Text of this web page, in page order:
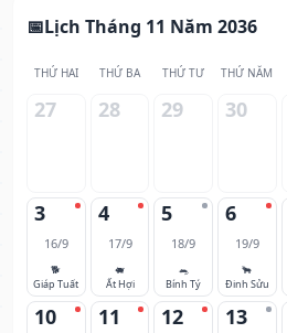
Lịch Tháng 11 Năm 2036
THỨ HAI THỨ BA THỨ TƯ THỨ NĂM
27 28 29 30
3
16/9
🐕
Giáp Tuất
4
17/9
🐖
Ất Hợi
5
18/9
🐀
Bính Tý
6
19/9
🐂
Đinh Sửu
10 11 12 13